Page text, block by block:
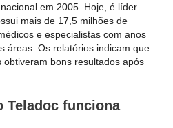
em 2005. Hoje, é líder
mais de 17,5 milhões de
e especialistas com anos
áreas. Os relatórios indicam que
bons resultados após
Teladoc funciona